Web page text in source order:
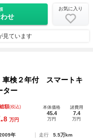
せ
お気に入り
見ています
検２年付 スマートキ
ター
額(税込)
8 万円
本体価格
45.4
万円
諸費用
7.4
万円
年 走行
5.5万km